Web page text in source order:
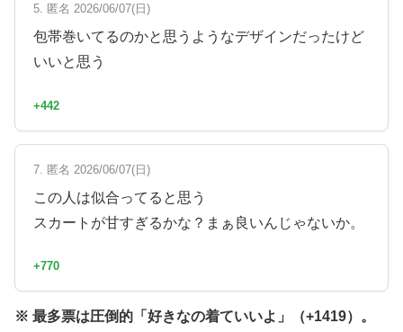
5. 匿名 2026/06/07(日)
包帯巻いてるのかと思うようなデザインだったけど
いいと思う
+442
7. 匿名 2026/06/07(日)
この人は似合ってると思う
スカートが甘すぎるかな？まぁ良いんじゃないか。
+770
※ 最多票は圧倒的「好きなの着ていいよ」（+1419）。